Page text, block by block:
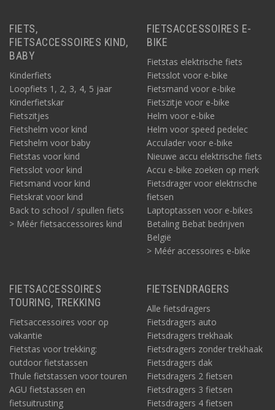
FIETS,
FIETSACCESSOIRES KIND,
BABY
Kinderfiets
Loopfiets 1, 2, 3, 4, 5 jaar
Kinderfietskar
Fietszitjes
Fietshelm voor kind
Fietshelm voor baby
Fietstas voor kind
Fietsslot voor kind
Fietsmand voor kind
Fietskrat voor kind
Back to school / spullen fiets
> Méér fietsaccessoires kind
FIETSACCESSOIRES E-
BIKE
Fietstas elektrische fiets
Fietsslot voor e-bike
Fietsmand voor e-bike
Fietszitje voor e-bike
Helm voor e-bike
Helm voor speed pedelec
Acculader voor e-bike
Nieuwe accu elektrische fiets
Accu e-bike zoeken op merk
Fietsdrager voor elektrische
fietsen
Laptoptassen voor e-bikes
Betaling Bebat bedrijven
België
> Méér accessoires e-bike
FIETSACCESSOIRES
TOURING, TREKKING
Fietsaccessoires voor op
vakantie
Fietstas voor trekking:
outdoor fietstassen
Thule fietstassen voor touren
AGU fietstassen en
fietsuitrusting
FIETSENDRAGERS
Alle fietsdragers
Fietsdragers auto
Fietsdragers trekhaak
Fietsdragers zonder trekhaak
Fietsdragers dak
Fietsdragers 2 fietsen
Fietsdragers 3 fietsen
Fietsdragers 4 fietsen